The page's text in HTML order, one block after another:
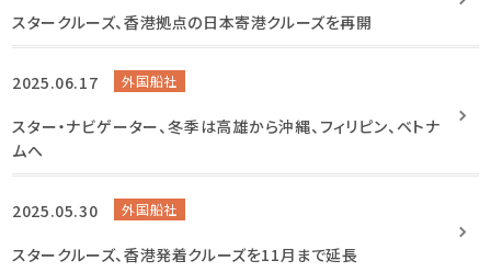
スタークルーズ、香港拠点の日本寄港クルーズを再開
2025.06.17 外国船社
スター・ナビゲーター、冬季は高雄から沖縄、フィリピン、ベトナ
ムへ
2025.05.30 外国船社
スタークルーズ、香港発着クルーズを11月まで延長